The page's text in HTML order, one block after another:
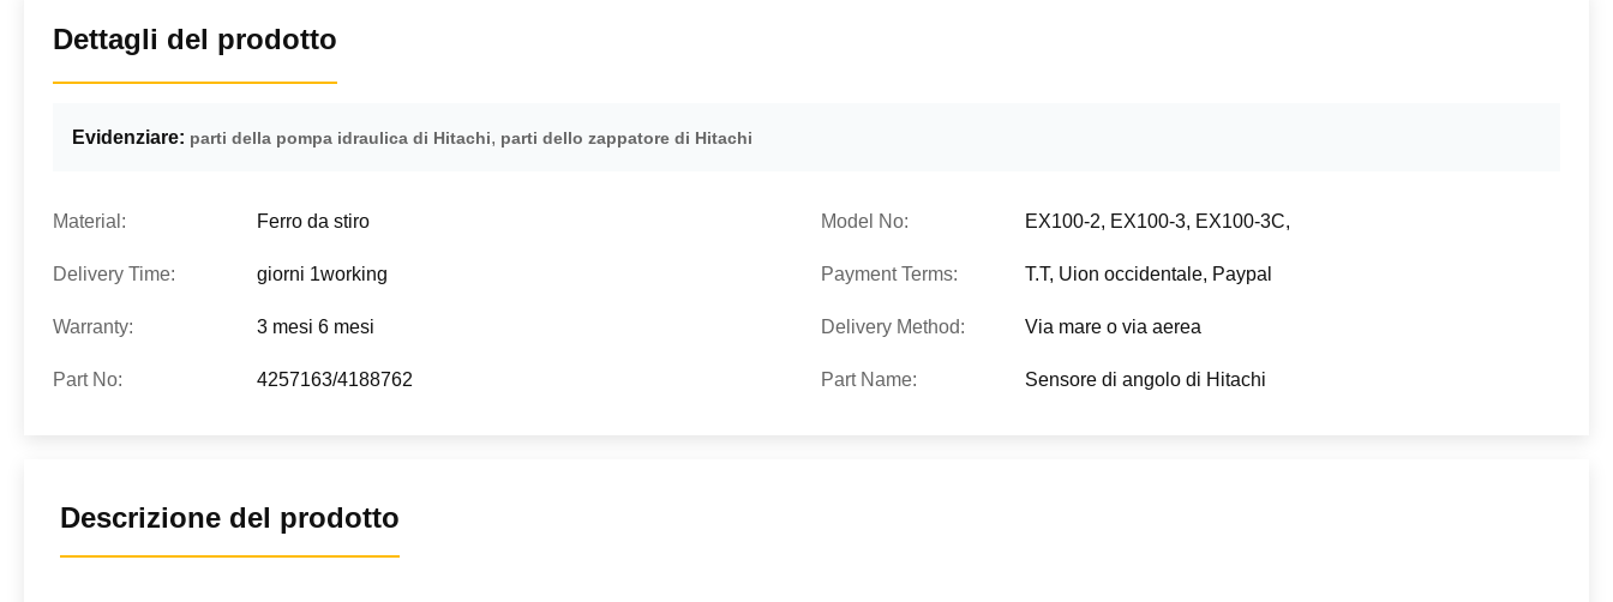
Dettagli del prodotto
Evidenziare: parti della pompa idraulica di Hitachi, parti dello zappatore di Hitachi
Material: Ferro da stiro Model No: EX100-2, EX100-3, EX100-3C,
Delivery Time: giorni 1working Payment Terms: T.T, Uion occidentale, Paypal
Warranty: 3 mesi 6 mesi Delivery Method: Via mare o via aerea
Part No: 4257163/4188762 Part Name: Sensore di angolo di Hitachi
Descrizione del prodotto